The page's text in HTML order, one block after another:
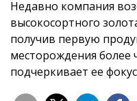
Недавно компания
высокосортного
получив первую
месторождения более
подчеркивает ее